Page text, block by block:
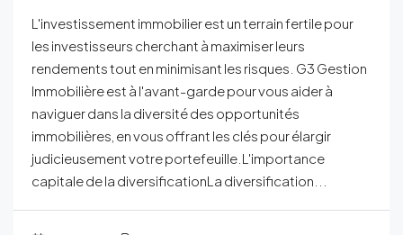
L'investissement immobilier est un terrain fertile pour
les investisseurs cherchant à maximiser leurs
rendements tout en minimisant les risques. G3 Gestion
Immobilière est à l'avant-garde pour vous aider à
naviguer dans la diversité des opportunités
immobilières, en vous offrant les clés pour élargir
judicieusement votre portefeuille.L'importance
capitale de la diversificationLa diversification...